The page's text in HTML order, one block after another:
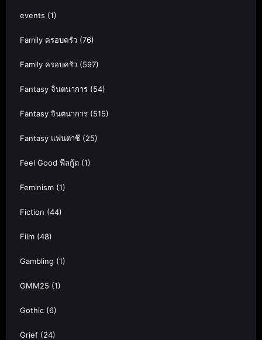
events (1)
Family ครอบครัว (76)
Family ครอบครัว (597)
Fantasy จินตนาการ (54)
Fantasy จินตนาการ (515)
Fantasy แฟนตาซี (25)
Feel Good ฟีลกู้ด (1)
Feminism (1)
Fiction (44)
Film (48)
Gambling (1)
GMM25 (1)
Gothic (6)
Grief (24)